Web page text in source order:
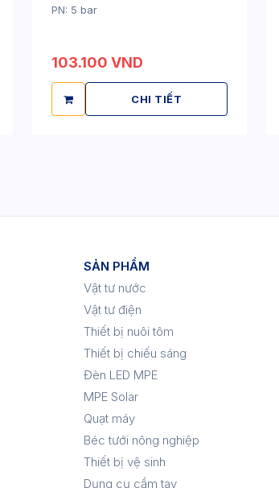
PN: 5 bar
103.100 VND
CHI TIẾT
SẢN PHẨM
Vật tư nước
Vật tư điện
Thiết bị nuôi tôm
Thiết bị chiếu sáng
Đèn LED MPE
MPE Solar
Quạt máy
Béc tưới nông nghiệp
Thiết bị vệ sinh
Dụng cụ cầm tay